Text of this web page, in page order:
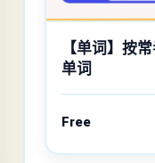
【单词】按
单词
Free